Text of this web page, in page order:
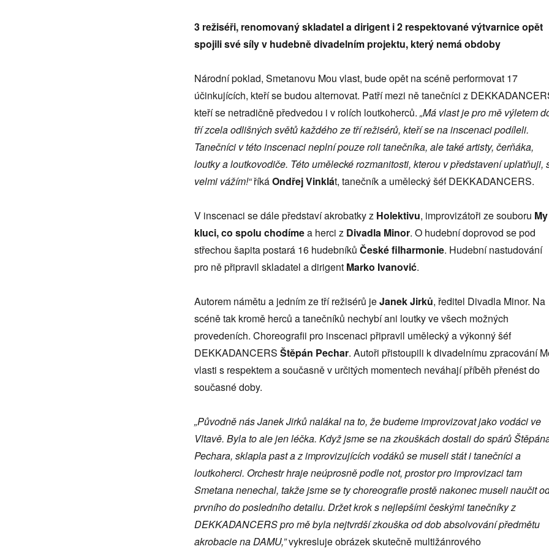
3 režiséři, renomovaný skladatel a dirigent i 2 respektované výtvarnice opět
spojili své síly v hudebně divadelním projektu, který nemá obdoby
Národní poklad, Smetanovu Mou vlast, bude opět na scéně performovat 17
účinkujících, kteří se budou alternovat. Patří mezi ně tanečníci z
kteří se netradičně předvedou i v rolích loutkoherců. „Má vlast je pro mě výletem
tří zcela odlišných světů každého ze tří režisérů, kteří se na inscenaci podíleli.
Tanečníci v této inscenaci neplní pouze roli tanečníka, ale také artisty, čerňáka,
loutky a loutkovodiče. Této umělecké rozmanitosti, kterou v představení uplatňuji,
velmi vážím!“říkáOndřej Vinklát, tanečník a umělecký šéf DEKKADANCERS.
V inscenaci se dále představí akrobatky z Holektivu, improvizátoři ze souboru My
kluci, co spolu chodímea herci z Divadla Minor. O hudební doprovod se pod
střechou šapita postará 16 hudebníků České filharmonie. Hudební nastudování
pro ně připravil skladatel a dirigent Marko Ivanović.
Autorem námětu a jedním ze tří režisérů jeJanek Jirků, ředitel Divadla Minor. Na
scéně tak kromě herců a tanečníků nechybí ani loutky ve všech možných
provedeních. Choreografii pro inscenaci připravil umělecký a výkonný šéf
DEKKADANCERS Štěpán Pechar. Autoři přistoupili k divadelnímu zpracování
vlasti s respektem a současně v určitých momentech neváhají příběh přenést do
současné doby.
„Původně nás Janek Jirků nalákal na to, že budeme improvizovat jako vodáci ve
Vltavě. Byla to ale jen léčka. Když jsme se na zkouškách dostali do spárů
Pechara, sklapla past a z improvizujících vodáků se museli stát i tanečníci a
loutkoherci. Orchestr hraje neúprosně podle not, prostor pro improvizaci tam
Smetana nenechal, takže jsme se ty choreografie prostě nakonec museli naučit
prvního do posledního detailu. Držet krok s nejlepšími českými tanečníky z
DEKKADANCERS pro mě byla nejtvrdší zkouška od dob absolvování předmětu
akrobacie na DAMU,”vykresluje obrázek skutečně multižánrového